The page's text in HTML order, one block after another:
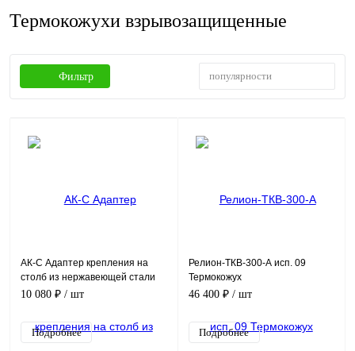
Термокожухи взрывозащищенные
Фильтр популярности
АК-С Адаптер крепления на
столб из нержавеющей стали
(D110-150 мм, >150 мм по спец.
10 080 ₽ / шт
Подробнее
Релион-ТКВ-300-А исп. 09
Термокожух
взрывозащищенный
46 400 ₽ / шт
Подробнее